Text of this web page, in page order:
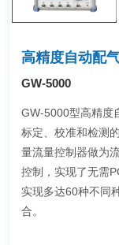
高精度自动配
GW-5000
GW-5000型高精度
标定、校准和检测
量流量控制器做为
控制，实现了无需
实现多达60种不同
合。